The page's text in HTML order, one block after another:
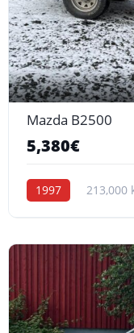
Mazda B2500
5,380€
1997 213,000